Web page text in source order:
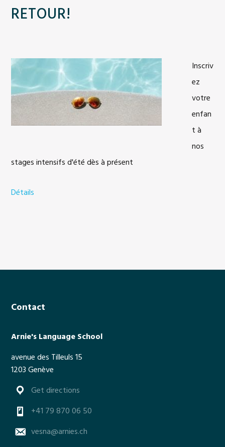
RETOUR!
Inscriv
ez
votre
enfan
t à
nos
stages intensifs d'été dès à présent
Détails
u
e
i
m
e
Footer
Contact
Arnie's Language School
avenue des Tilleuls 15
1203 Genève
Get directions
+41 79 870 06 50
vesna@arnies.ch